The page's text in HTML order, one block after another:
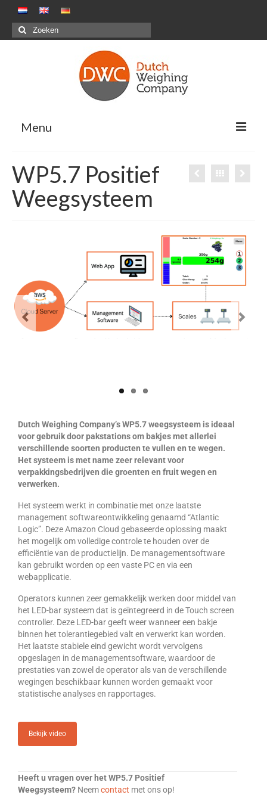
Menu
Positieve weegsystemen – Pakstations G&F
Negatieve weegsystemen – Maaltijdensector
Maatwerkprojecten
DWC-CS – Telsysteem
Weegsystemen
DWC5.7 – Positief wegen
Complete weeglijnen
Accessoires & Maatwerk
Software
Atlantic Logic
Cloud Software – Panorama
Over DWC
Nieuws
Referenties & klanten
Contact
WP5.7 Positief
Weegsysteem
Dutch Weighing Company’s WP5.7 weegsysteem is ideaal
voor gebruik door pakstations om bakjes met allerlei
verschillende soorten producten te vullen en te wegen.
Het systeem is met name zeer relevant voor
verpakkingsbedrijven die groenten en fruit wegen en
verwerken.
Het systeem werkt in combinatie met onze laatste
management softwareontwikkeling genaamd “Atlantic
Logic”. Deze Amazon Cloud gebaseerde oplossing maakt
het mogelijk om volledige controle te houden over de
efficiëntie van de productielijn. De managementsoftware
kan gebruikt worden op een vaste PC en via een
webapplicatie.
Operators kunnen zeer gemakkelijk werken door middel van
het LED-bar systeem dat is geïntegreerd in de Touch screen
controller. Deze LED-bar geeft weer wanneer een bakje
binnen het tolerantiegebied valt en verwerkt kan worden.
Het laatste stabiele eind gewicht wordt vervolgens
opgeslagen in de managementsoftware, waardoor de
prestaties van zowel de operator als van de verschillende
wegingen beschikbaar kunnen worden gemaakt voor
statistische analyses en rapportages.
Bekijk video
Heeft u vragen over het WP5.7 Positief
Weegsysteem? Neemcontact met ons op!